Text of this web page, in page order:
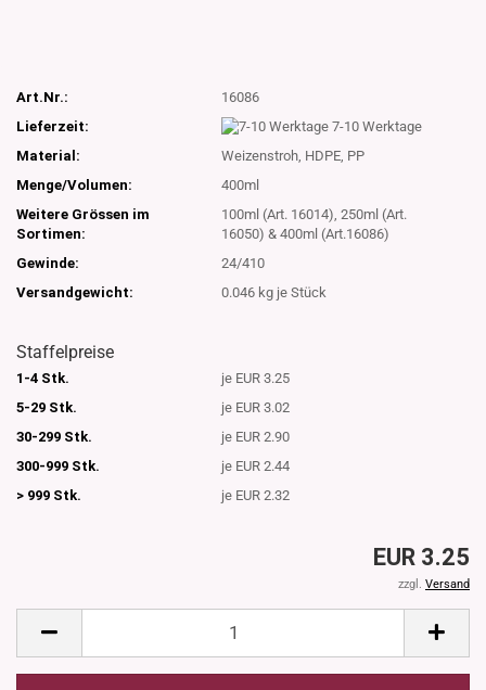
Art.Nr.:
16086
Lieferzeit:
7-10 Werktage
Material:
Weizenstroh, HDPE, PP
Menge/Volumen:
400ml
Weitere Grössen im
Sortimen:
100ml (Art. 16014), 250ml (Art.
16050) & 400ml (Art.16086)
Gewinde:
24/410
Versandgewicht:
0.046 kg je Stück
Staffelpreise
1-4 Stk.
je EUR 3.25
5-29 Stk.
je EUR 3.02
30-299 Stk.
je EUR 2.90
300-999 Stk.
je EUR 2.44
> 999 Stk.
je EUR 2.32
EUR 3.25
zzgl. Versand